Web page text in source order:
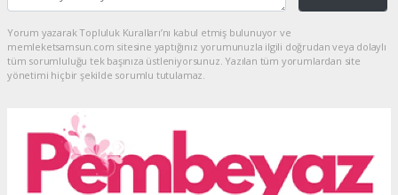
Yorum yazarak Topluluk Kuralları’nı kabul etmiş bulunuyor ve
memleketsamsun.com sitesine yaptığınız yorumunuzla ilgili doğrudan veya dolaylı
tüm sorumluluğu tek başınıza üstleniyorsunuz. Yazılan tüm yorumlardan site
yönetimi hiçbir şekilde sorumlu tutulamaz.